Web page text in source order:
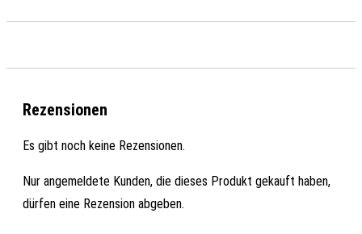
Rezensionen
Es gibt noch keine Rezensionen.
Nur angemeldete Kunden, die dieses Produkt gekauft haben,
dürfen eine Rezension abgeben.